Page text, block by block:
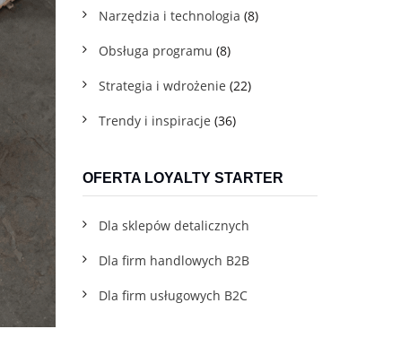
Darmowe materiały do pobrania
we wdrożeniu
Blog
Narzędzia i technologia (8)
Obsługa programu (8)
Strategia i wdrożenie (22)
Trendy i inspiracje (36)
OFERTA LOYALTY STARTER
Dla sklepów detalicznych
Dla firm handlowych B2B
Dla firm usługowych B2C